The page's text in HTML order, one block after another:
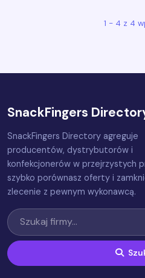
1 - 4 z 4
SnackFingers
SnackFingers Directory agreguje
producentów, dystrybutorów i
konfekcjonerów w przejrzystych
szybko porównasz oferty i
zlecenie z pewnym wykonawcą.